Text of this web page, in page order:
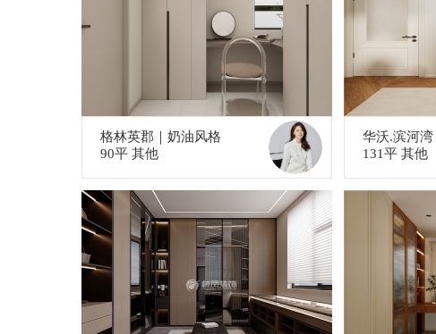
格林英郡｜奶油风格
90平 其他
华沃.滨河
131平 其他